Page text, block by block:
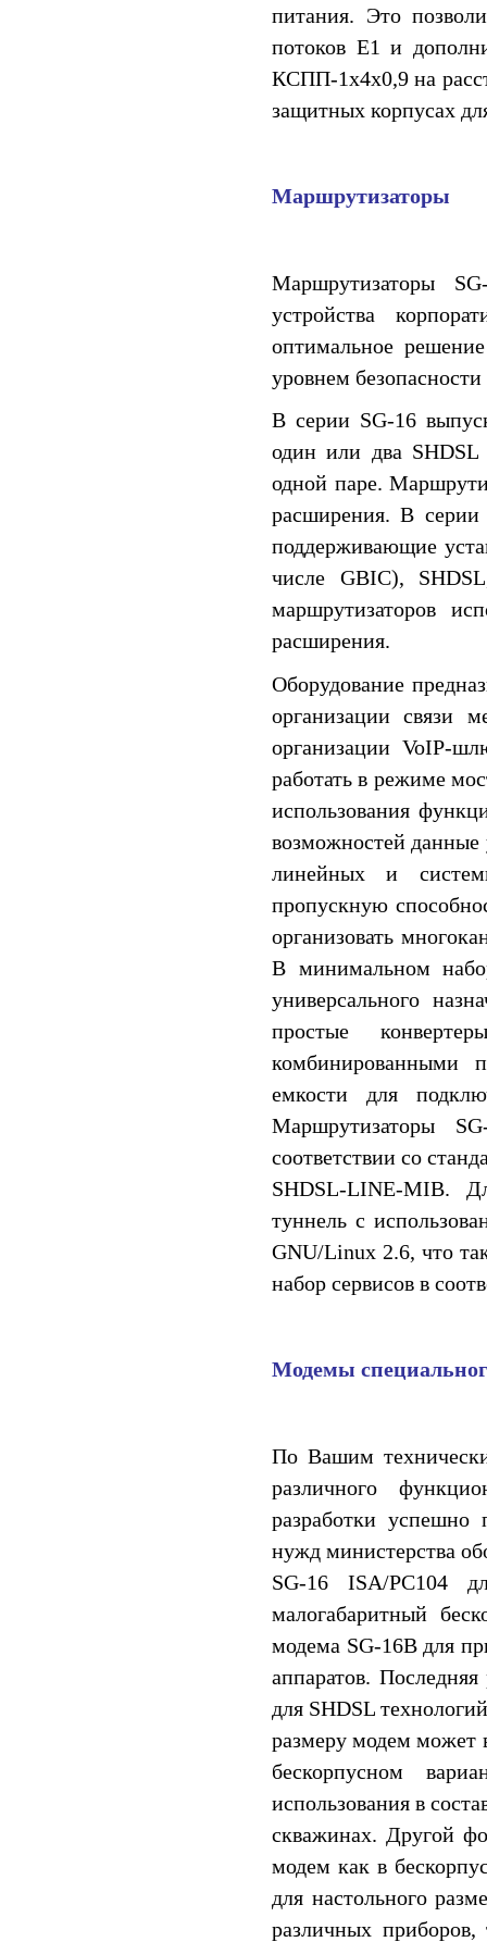
питания. Это
потоков E1 и
КСПП-1x4x0,9 на
защитных корпусах
Маршрутизаторы
Маршрутизаторы
устройства
оптимальное
уровнем
В серии SG-16
один или два SHDSL
одной паре.
расширения. В серии
поддерживающие
числе GBIC),
маршрутизаторов
расширения.
Оборудование
организации связи
организации VoIP-
работать в режиме
использования
возможностей данные
линейных и
пропускную
организовать
В минимальном
универсального
простые
комбинированными
емкости для
Маршрутизаторы
соответствии со
SHDSL-LINE-MIB.
туннель с
GNU/Linux 2.6, что
набор сервисов в
Модемы
По Вашим
различного
разработки
нужд министерства
SG-16 ISA/PC104
малогабаритный
модема SG-16B для
аппаратов.
для SHDSL
размеру модем может
бескорпусном
использования в
скважинах. Другой
модем как в
для настольного
различных